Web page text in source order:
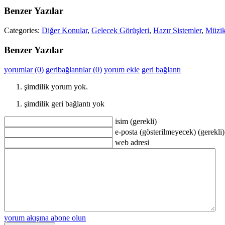
Benzer Yazılar
Categories: Diğer Konular, Gelecek Görüşleri, Hazır Sistemler,
Benzer Yazılar
yorumlar (0) geribağlantılar (0) yorum ekle geri bağlantı
şimdilik yorum yok.
şimdilik geri bağlantı yok
isim (gerekli)
e-posta (gösterilmeyecek) (gerekli)
web adresi
yorum akışına abone olun